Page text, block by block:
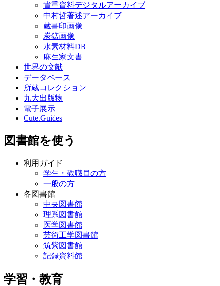
貴重資料デジタルアーカイブ
中村哲著述アーカイブ
蔵書印画像
炭鉱画像
水素材料DB
麻生家文書
世界の文献
データベース
所蔵コレクション
九大出版物
電子展示
Cute.Guides
図書館を使う
利用ガイド
学生・教職員の方
一般の方
各図書館
中央図書館
理系図書館
医学図書館
芸術工学図書館
筑紫図書館
記録資料館
学習・教育